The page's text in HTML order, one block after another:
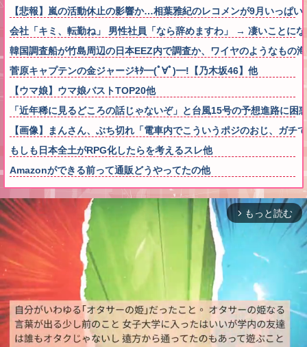
【悲報】嵐の活動休止の影響か…相葉雅紀のレコメンが9月いっぱい
会社「キミ、転勤ね」 男性社員「なら辞めますわ」 → 凄いことに
韓国調査船が竹島周辺の日本EEZ内で調査か、ワイヤのようなもの
菅原キャプテンの金ジャージｷﾀ━(ﾟ∀ﾟ)━!【乃木坂46】他
【ウマ娘】ウマ娘バストTOP20他
「近年稀に見るどころの話じゃないぞ」と台風15号の予想進路に
【画像】まんさん、ぶち切れ「電車内でこういうポジのおじ、ガチ
もしも日本全土がRPG化したらを考えるスレ他
Amazonができる前って通販どうやってたの他
arrow_forward_ios もっと読む